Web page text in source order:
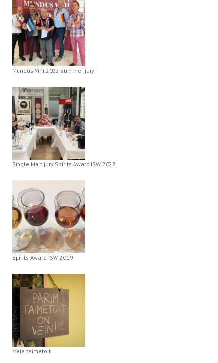
Mundus Vini 2022 summer jury
Single Malt jury Spirits Award ISW 2022
Spirits Award ISW 2019
Meie taimetoit